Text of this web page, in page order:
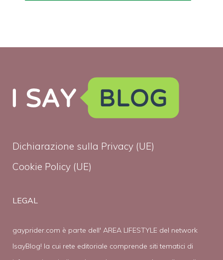
Dichiarazione sulla Privacy (UE)
Cookie Policy (UE)
LEGAL
gayprider.com è parte dell' AREA LIFESTYLE del network
IsayBlog! la cui rete editoriale comprende siti tematici di